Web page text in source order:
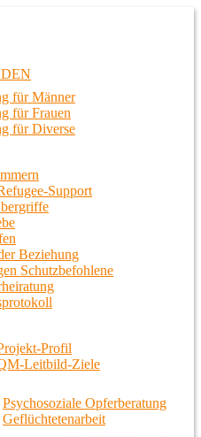
in Berlin
für Männer
für Frauen
für Diverse
Support
Beziehung
Schutzbefohlene
Profil
Leitbild-Ziele
Psychosoziale Opferberatung
Geflüchtetenarbeit